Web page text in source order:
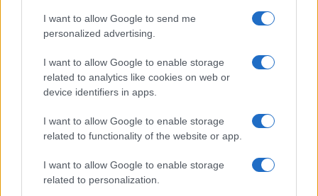
I want to allow Google to send me
personalized advertising.
I want to allow Google to enable storage
related to analytics like cookies on web or
device identifiers in apps.
I want to allow Google to enable storage
related to functionality of the website or app.
I want to allow Google to enable storage
related to personalization.
KAPCSOLÓDÓ HÍREK
Megújult a Waze androidos navigáció
A Google megvette a Waze-t!
Apple Maps: másolja a Waze-t
Waze: közösségi navi Windows Phone-ra is
Megújult a Waze: hasznos az ünnepek előtt is!
Megújult a Waze közösségi navigáció